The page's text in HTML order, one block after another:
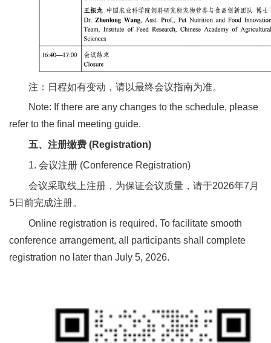
注：日程如有变动，请以最终会议指南为准。
Note: If there are any changes to the schedule, please
refer to the final meeting guide.
五、注册缴费 (Registration)
1. 会议注册 (Conference Registration)
会议采取线上注册，为保证会议质量，请于2026年7月
5日前完成注册。
Online registration is required. To facilitate smooth
conference arrangement, all participants shall complete
registration no later than July 5, 2026.